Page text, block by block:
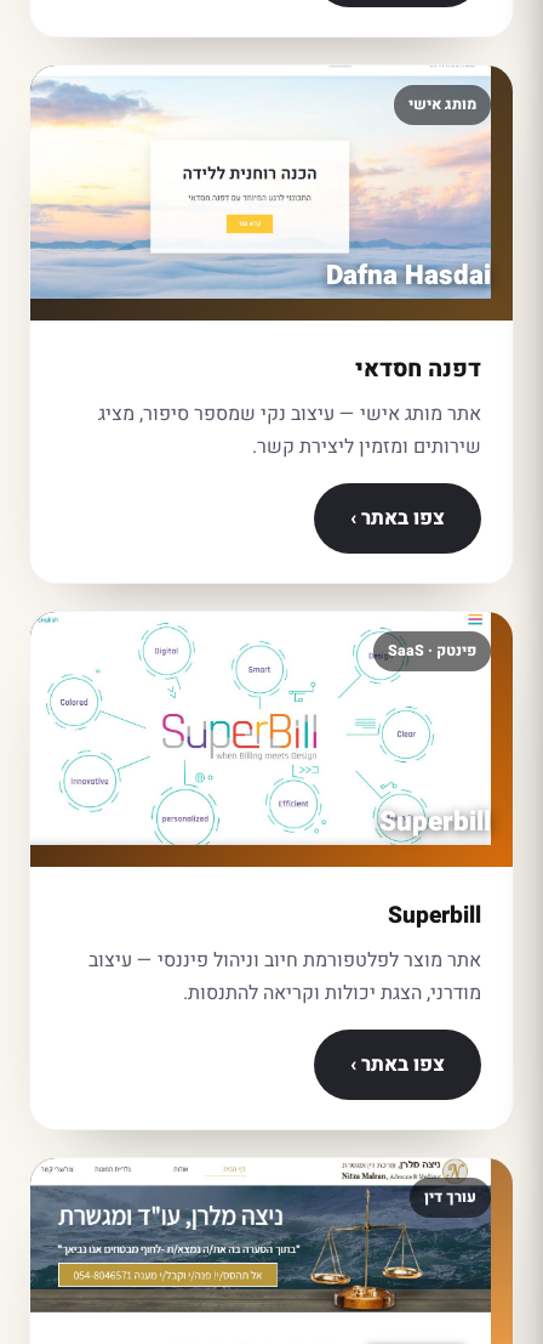
מותג אישי
Dafna Hasdai
דפנה חסדאי
אתר מותג אישי — עיצוב נקי שמספר סיפור, מציג
שירותים ומזמין ליצירת קשר.
צפו באתר ›
פינטק · SaaS
Superbill
Superbill
אתר מוצר לפלטפורמת חיוב וניהול פיננסי — עיצוב
מודרני, הצגת יכולות וקריאה להתנסות.
צפו באתר ›
עורך דין